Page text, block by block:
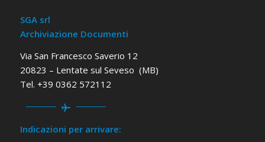
SGA srl
Archiviazione Documenti
Via San Francesco Saverio 12
20823 – Lentate sul Seveso (MB)
Tel. +39 0362 572112
Indicazioni per arrivare: